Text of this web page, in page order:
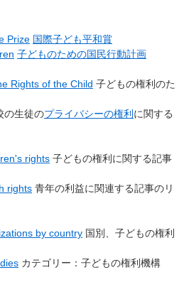
Prize 国際子ども平和賞
子どものための国民行動計画
Rights of the Child 子どもの権利のた
の生徒のプライバシーの権利 に関する
rights 子どもの権利に関する記事
rights 青年の利益に関連する記事のリ
by country 国別、子どもの権利
カテゴリー：子どもの権利機構